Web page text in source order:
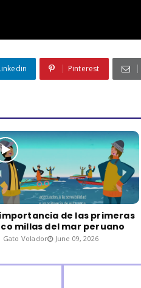
Pinterest
importancia de las primeras
millas del mar peruano
Gato Volador June 09, 2026